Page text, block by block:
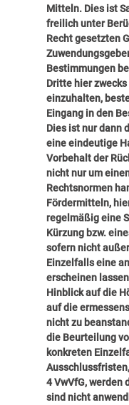
Mitteln. Dies ist
freilich unter
Recht gesetzten
Bestimmungen
Dritte hier
einzuhalten,
Eingang in den
Dies ist nur dann
eine eindeutige
Vorbehalt der
nicht nur um
Rechtsnormen
Fördermitteln,
regelmäßig eine
Kürzung bzw.
sofern nicht
Einzelfalls eine
erscheinen
Hinblick auf die
auf die
nicht zu
die Beurteilung
konkreten
4 VwVfG, werden
sind nicht